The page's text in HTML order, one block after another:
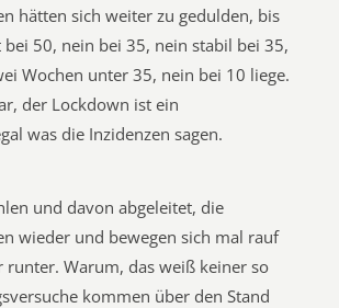
hätten sich weiter zu gedulden, bis
50, nein bei 35, nein stabil bei 35,
Wochen unter 35, nein bei 10 liege.
der Lockdown ist ein
was die Inzidenzen sagen.
und davon abgeleitet, die
wieder und bewegen sich mal rauf
runter. Warum, das weiß keiner so
kommen über den Stand